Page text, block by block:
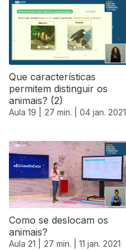
Que características
permitem distinguir os
animais? (2)
Aula 19 | 27 min. | 04 jan. 2021
Como se deslocam os
animais?
Aula 21 | 27 min. | 11 jan. 2021